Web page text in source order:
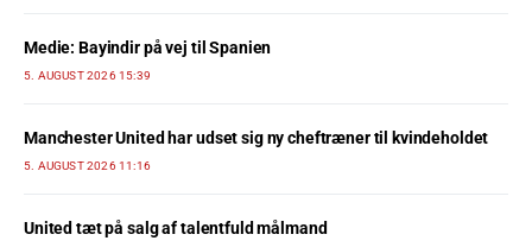
Medie: Bayindir på vej til Spanien
5. AUGUST 2026 15:39
Manchester United har udset sig ny cheftræner til kvindeholdet
5. AUGUST 2026 11:16
United tæt på salg af talentfuld målmand